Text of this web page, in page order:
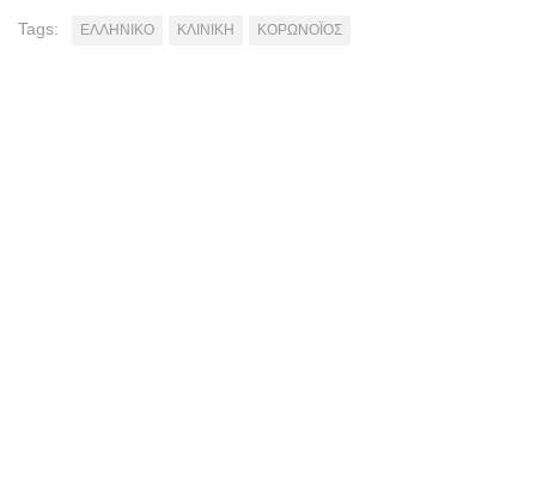
Tags: ΕΛΛΗΝΙΚΟ ΚΛΙΝΙΚΗ ΚΟΡΩΝΟΪΟΣ